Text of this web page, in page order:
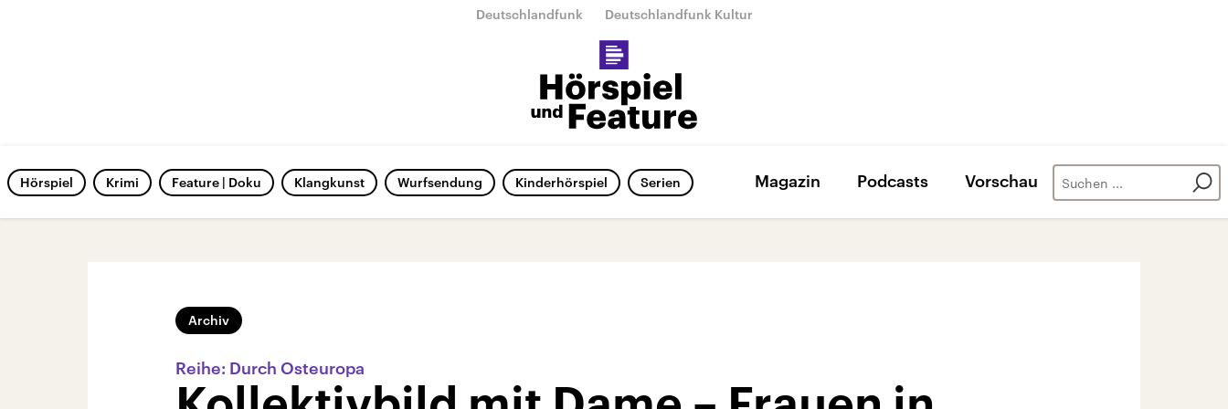
Deutschlandfunk Deutschlandfunk Kultur
Hörspiel Krimi Feature | Doku Klangkunst Wurfsendung Kinderhörspiel Serien Magazin Podcasts Vorschau
Archiv
Reihe: Durch Osteuropa